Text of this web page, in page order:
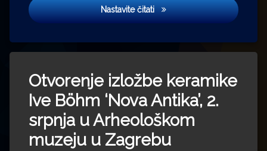
Nastavite čitatiBesplatan ulaz kao zaklon
Otvorenje izložbe keramike
Ive Böhm ‘Nova Antika’, 2.
srpnja u Arheološkom
muzeju u Zagrebu